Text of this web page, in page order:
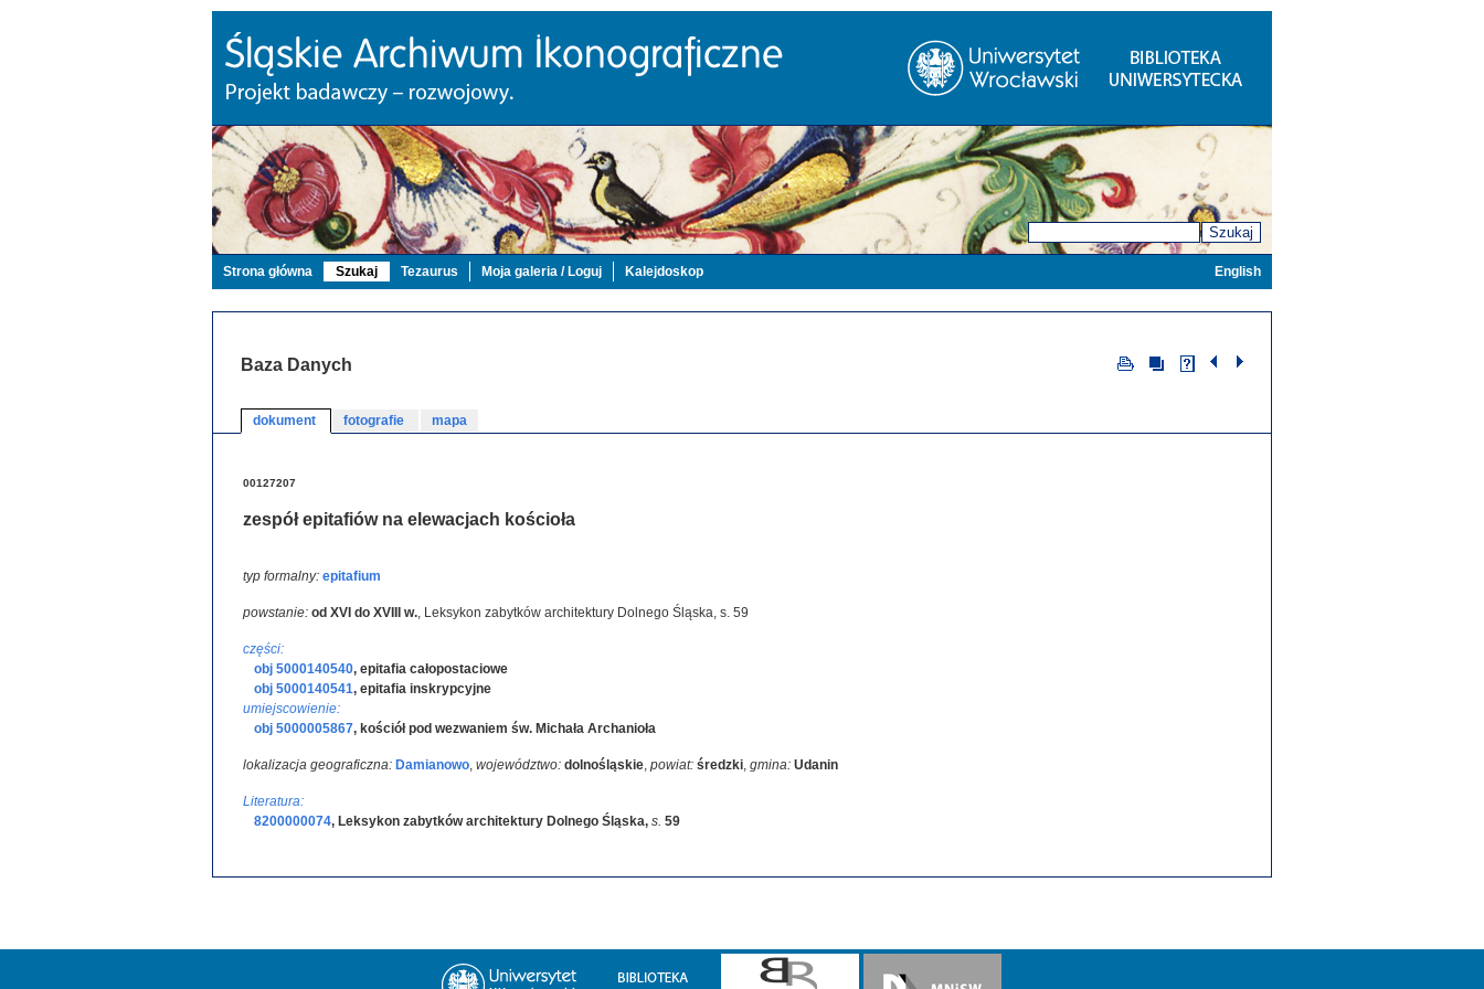
Szukaj
Strona główna Szukaj Tezaurus Moja galeria / Loguj Kalejdoskop English
Baza Danych
dokument fotografie mapa
00127207
zespół epitafiów na elewacjach kościoła
typ formalny: epitafium
powstanie: od XVI do XVIII w., Leksykon zabytków architektury Dolnego Śląska, s. 59
części:
obj 5000140540, epitafia całopostaciowe
obj 5000140541, epitafia inskrypcyjne
umiejscowienie:
obj 5000005867, kościół pod wezwaniem św. Michała Archanioła
lokalizacja geograficzna: Damianowo, województwo: dolnośląskie, powiat: średzki, gmina: Udanin
Literatura:
8200000074, Leksykon zabytków architektury Dolnego Śląska, s. 59